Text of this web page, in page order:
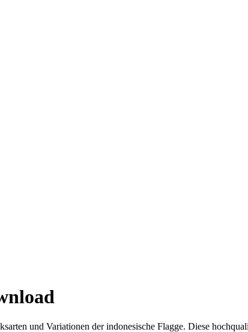
und Variationen der indonesische Flagge. Diese